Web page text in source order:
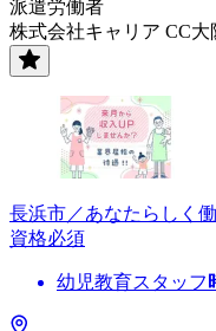
派遣労働者
株式会社キャリア CC大
長浜市／あなたらしく
資格必須
幼児教育スタッフ